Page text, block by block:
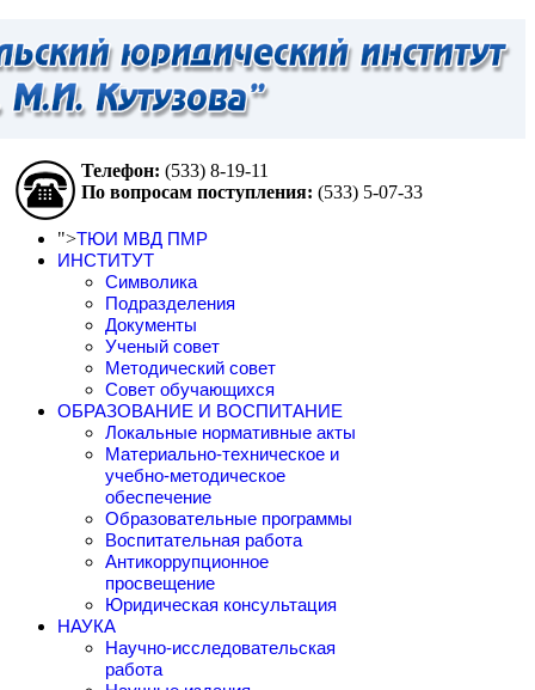
Телефон: (533) 8-19-11
По вопросам поступления: (533) 5-07-33
">ТЮИ МВД ПМР
ИНСТИТУТ
Символика
Подразделения
Документы
Ученый совет
Методический совет
Совет обучающихся
ОБРАЗОВАНИЕ И ВОСПИТАНИЕ
Локальные нормативные акты
Материально-техническое и
учебно-методическое
обеспечение
Образовательные программы
Воспитательная работа
Антикоррупционное
просвещение
Юридическая консультация
НАУКА
Научно-исследовательская
работа